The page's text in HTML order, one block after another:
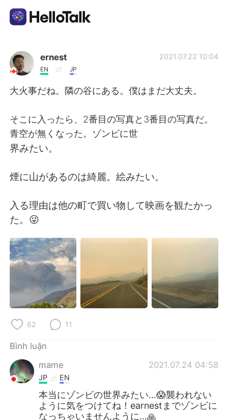
Ứng dụng trao đổi ngôn ngữ
AI Grammar Checker
English
繁體中文 Español
العربية Français
한국어
Indonesia
Italiano Türkçe
ernest
EN JP
2021.07.22 10:04
大火事だね。隣の谷にある。僕はまだ大丈夫。
そこに入ったら、2番目の写真と3番目の写真だ。
青空が無くなった。ゾンビに世
界みたい。
煙に山があるのは綺麗。絵みたい。
入る理由は他の町で買い物して映画を観たかっ
た。😜
62 11
Bình luận
mame
2021.07.24 04:58
JP EN
本当にゾンビの世界みたい…😱襲われない
ように気をつけてね！earnestまでゾンビに
なっちゃいませんように…🙏